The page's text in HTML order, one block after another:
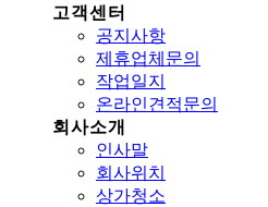
고객센터
공지사항
제휴업체문의
작업일지
온라인견적문의
회사소개
인사말
회사위치
상가청소